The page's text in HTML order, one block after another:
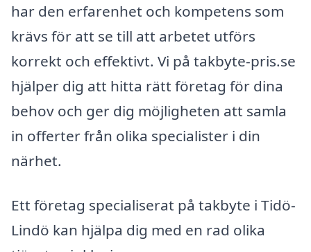
har den erfarenhet och kompetens som
krävs för att se till att arbetet utförs
korrekt och effektivt. Vi på takbyte-pris.se
hjälper dig att hitta rätt företag för dina
behov och ger dig möjligheten att samla
in offerter från olika specialister i din
närhet.
Ett företag specialiserat på takbyte i Tidö-
Lindö kan hjälpa dig med en rad olika